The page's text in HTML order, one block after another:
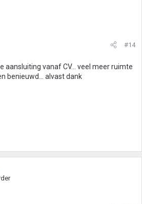
#14
aansluiting vanaf CV... veel meer ruimte
benieuwd... alvast dank